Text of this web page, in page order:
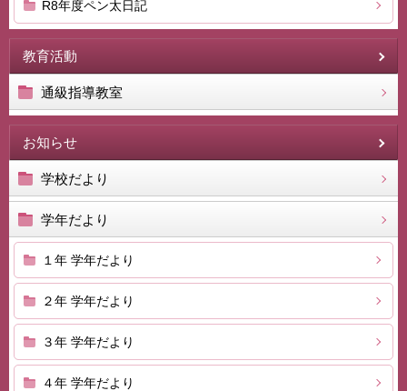
R8年度ペン太日記
教育活動
通級指導教室
お知らせ
学校だより
学年だより
１年 学年だより
２年 学年だより
３年 学年だより
４年 学年だより